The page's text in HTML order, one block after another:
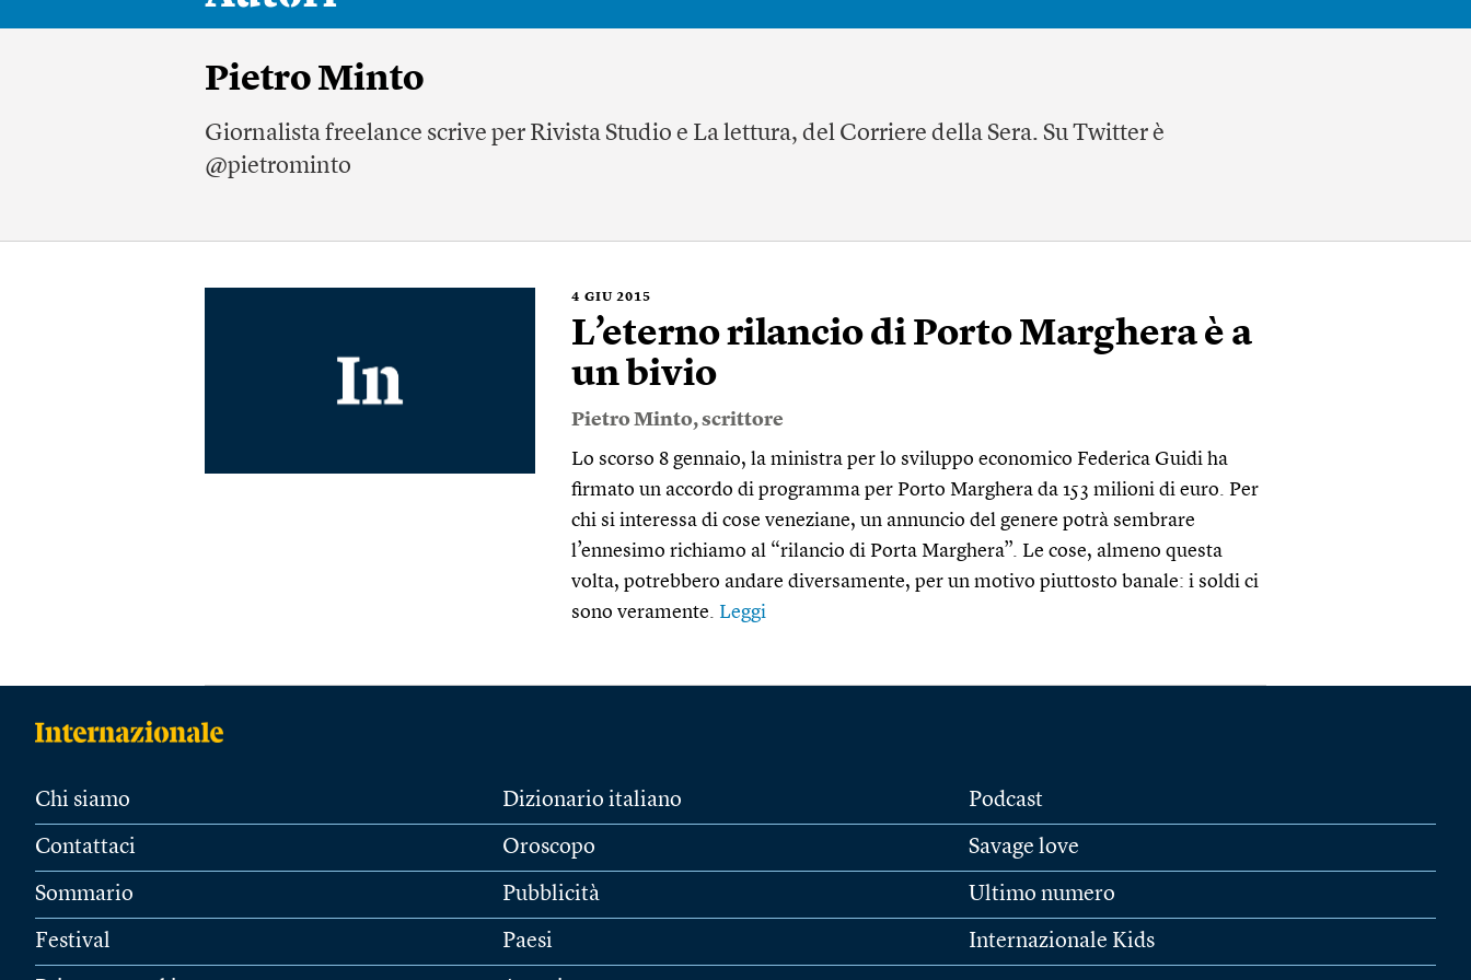
Pietro Minto
Giornalista freelance scrive per Rivista Studio e La lettura, del Corriere della Sera. Su Twitter è
@pietrominto
4 GIU 2015
L’eterno rilancio di Porto Marghera è a
un bivio
Pietro Minto, scrittore
Lo scorso 8 gennaio, la ministra per lo sviluppo economico Federica Guidi ha
firmato un accordo di programma per Porto Marghera da 153 milioni di euro. Per
chi si interessa di cose veneziane, un annuncio del genere potrà sembrare
l’ennesimo richiamo al “rilancio di Porta Marghera”. Le cose, almeno questa
volta, potrebbero andare diversamente, per un motivo piuttosto banale: i soldi ci
sono veramente. Leggi
Chi siamo
Contattaci
Sommario
Festival
Dizionario italiano
Oroscopo
Pubblicità
Paesi
Podcast
Savage love
Ultimo numero
Internazionale Kids